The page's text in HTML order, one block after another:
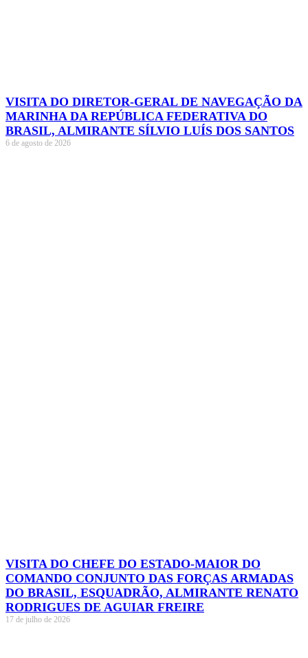
VISITA DO DIRETOR-GERAL DE NAVEGAÇÃO DA
MARINHA DA REPÚBLICA FEDERATIVA DO
BRASIL, ALMIRANTE SÍLVIO LUÍS DOS SANTOS
6 de agosto de 2026
VISITA DO CHEFE DO ESTADO-MAIOR DO
COMANDO CONJUNTO DAS FORÇAS ARMADAS
DO BRASIL, ESQUADRÃO, ALMIRANTE RENATO
RODRIGUES DE AGUIAR FREIRE
17 de julho de 2026